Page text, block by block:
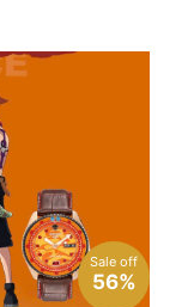
Sale off
56%